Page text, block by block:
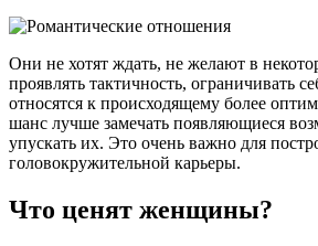
Они не хотят ждать, не желают в
проявлять тактичность, ограничивать
относятся к происходящему более
шанс лучше замечать появляющиеся
упускать их. Это очень важно для
головокружительной карьеры.
Что ценят женщины?